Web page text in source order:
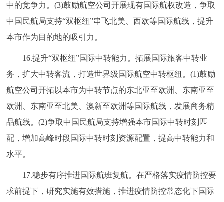
中的竞争力。(3)鼓励航空公司开展现有国际航权改造，争取
中国民航局支持“双枢纽”串飞北美、西欧等国际航线，提升
本市作为目的地的吸引力。
16.提升“双枢纽”国际中转能力。拓展国际旅客中转业
务，扩大中转客流，打造世界级国际航空中转枢纽。(1)鼓励
航空公司开拓以本市为中转节点的东北亚至欧洲、东南亚至
欧洲、东南亚至北美、澳新至欧洲等国际航线，发展商务精
品航线。(2)争取中国民航局支持增强本市国际中转时刻匹
配，增加高峰时段国际中转时刻资源配置，提高中转能力和
水平。
17.稳步有序推进国际航班复航。在严格落实疫情防控要
求前提下，研究实施有效措施，推进疫情防控常态化下国际